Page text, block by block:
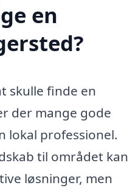
en
skulle finde en
der mange gode
lokal professionel.
til området kan
løsninger, men